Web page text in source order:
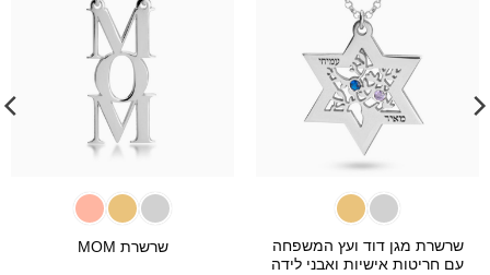
שרשרת מגן דוד ועץ המשפחה
עם חריטות אישיות ואבני לידה
שרשרת MOM